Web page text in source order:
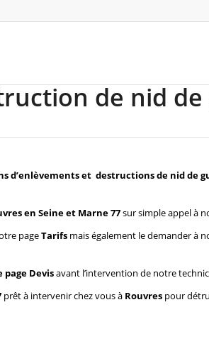
de nid
d’enlèvements et destructions de nid de
en Seine et Marne 77sur simple appel à
pageTarifs mais également le demander à
page Devisavant l’intervention de notre
prêt à intervenir chez vous à Rouvres pour